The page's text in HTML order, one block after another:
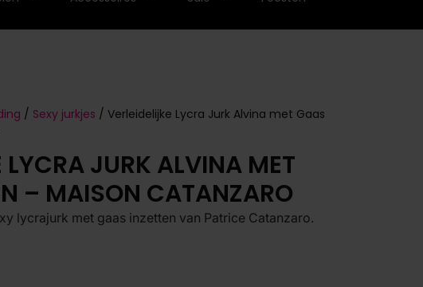
/ Sexy jurkjes / Verleidelijke Lycra Jurk Alvina met Gaas
LYCRA JURK ALVINA MET
– MAISON CATANZARO
lycrajurk met gaas inzetten van Patrice Catanzaro.